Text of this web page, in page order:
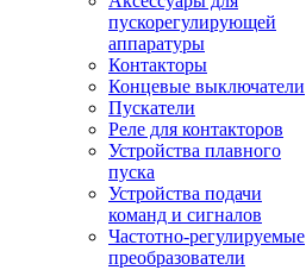
пускорегулирующей
аппаратуры
Контакторы
Концевые выключатели
Пускатели
Реле для контакторов
Устройства плавного
пуска
Устройства подачи
команд и сигналов
Частотно-регулируемые
преобразователи